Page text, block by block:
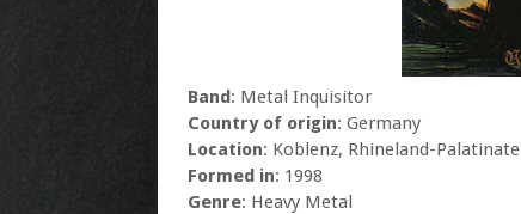
Band: Metal Inquisitor
Country of origin: Germany
Location: Koblenz, Rhineland-Palatinate
Formed in: 1998
Genre: Heavy Metal